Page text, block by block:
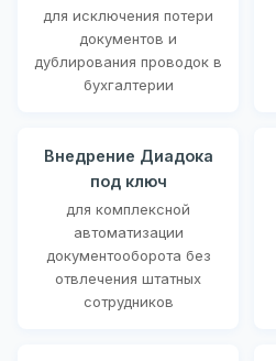
для исключения потери
документов и
дублирования проводок в
бухгалтерии
Внедрение Диадока
под ключ
для комплексной
автоматизации
документооборота без
отвлечения штатных
сотрудников